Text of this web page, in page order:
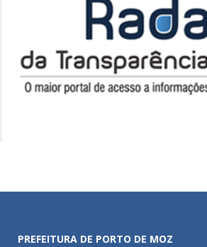
PREFEITURA DE PORTO DE MOZ